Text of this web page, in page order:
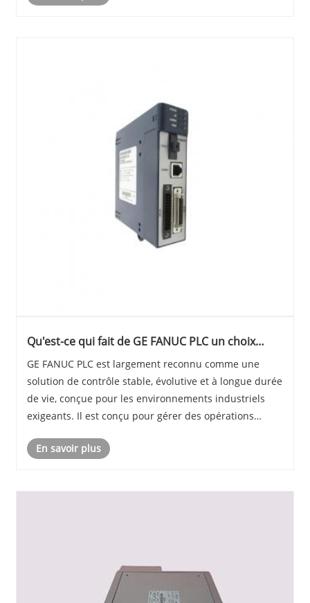
Qu'est-ce qui fait de GE FANUC PLC un choix
GE FANUC PLC est largement reconnu comme une
solution de contrôle stable, évolutive et à longue durée
de vie, conçue pour les environnements industriels
exigeants. Il est conçu pour gérer des opérations
grande vitesse et le contrôle des machines en tem......
En savoir plus